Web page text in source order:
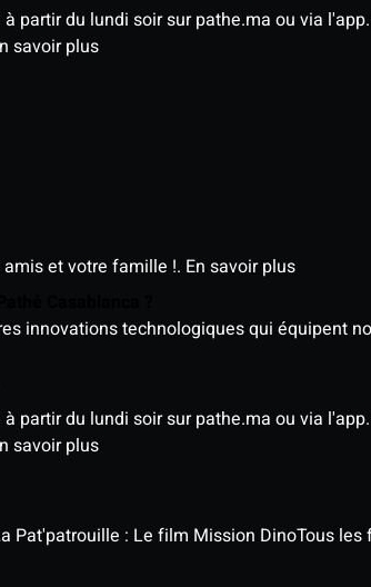
partir du lundi soir sur pathe.ma ou via
savoir plus
et votre famille !. En savoir plus
innovations technologiques qui équipent
partir du lundi soir sur pathe.ma ou via
savoir plus
Pat'patrouille : Le film Mission DinoTous les